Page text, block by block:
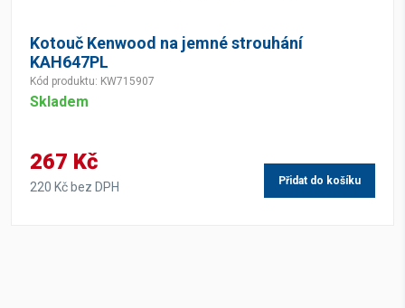
Kotouč Kenwood na jemné strouhání
KAH647PL
Kód produktu: KW715907
Skladem
267 Kč
220 Kč bez DPH Přidat do košíku